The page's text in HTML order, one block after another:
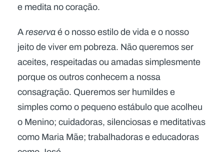
e medita no coração.
Areservaé o nosso estilo de vida e o nosso
jeito de viver em pobreza. Não queremos ser
aceites, respeitadas ou amadas simplesmente
porque os outros conhecem a nossa
consagração. Queremos ser humildes e
simples como o pequeno estábulo que acolheu
o Menino; cuidadoras, silenciosas e meditativas
como Maria Mãe; trabalhadoras e educadoras